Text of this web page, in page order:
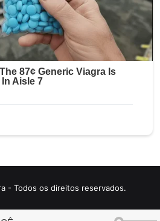
- Todos os direitos reservados.